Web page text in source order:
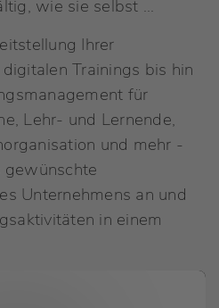
wie sie selbst ...
Ihrer
Trainings bis hin
für
Lehr- und Lernende,
und mehr -
gewünschte
Unternehmens an und
in einem